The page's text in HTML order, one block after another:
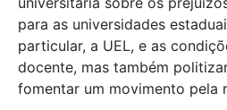
para as universidades
particular, a UEL, e as
docente, mas também
fomentar um movimento pela